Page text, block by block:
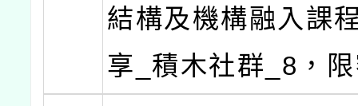
結構及機構融入課
享_積木社群_8，